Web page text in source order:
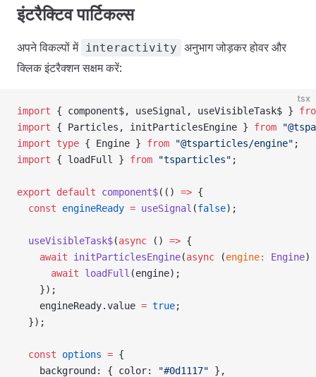
इंटरैक्टिव पार्टिकल्स
अपने विकल्पों में interactivity अनुभाग जोड़कर होवर और
क्लिक इंटरैक्शन सक्षम करें:
tsx
import { component$, useSignal, useVisibleTask$ }
import { Particles, initParticlesEngine } from
import type { Engine } from "@tsparticles/engine" ;
import { loadFull } from "tsparticles" ;
export default component$(() => {
  const
engineReady = useSignal (false);
  useVisibleTask$
(async () => {
    await
initParticlesEngine(async (engine: Engine)
      await
loadFull (engine);
    });
    engineReady.value
= true;
  });
  const
options = {
    background: { color:
"#0d1117" },